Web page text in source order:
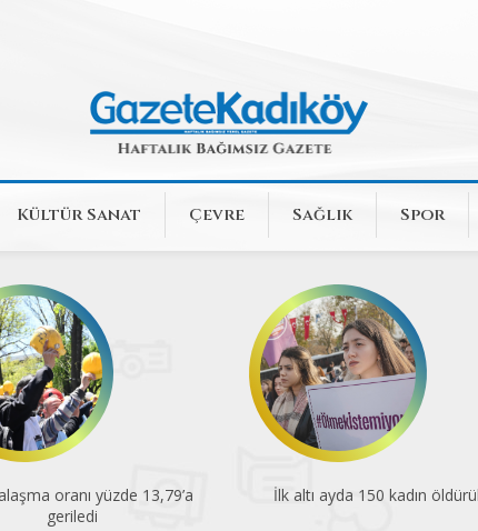
Kültür Sanat Çevre Sağlık Spor
oranı yüzde 13,79’a
geriledi
İlk altı ayda 150 kadın